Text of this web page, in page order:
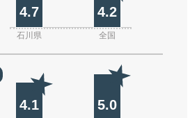
4.7 4.2
石川県 全国
4.1 5.0